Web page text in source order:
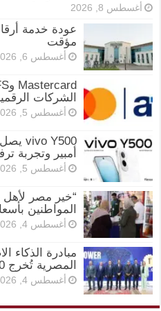
أغسطس 8, 2026
مؤقت
أغسطس 6, 2026
الشركات
أغسطس 5, 2026
أمبير وتجربة
أغسطس 5, 2026
“خير مصر
المواطنين
أغسطس 4, 2026
مبادرة الذكاء
المصرية تُخرج 1090 طالبًا بمشروعات مبتكرة
أغسطس 4, 2026